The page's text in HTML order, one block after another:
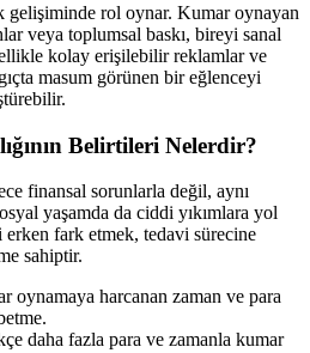
gelişiminde rol oynar. Kumar oynayan
veya toplumsal baskı, bireyi sanal
kolay erişilebilir reklamlar ve
masum görünen bir eğlenceyi
Belirtileri Nelerdir?
finansal sorunlarla değil, aynı
yaşamda da ciddi yıkımlara yol
erken fark etmek, tedavi sürecine
sahiptir.
oynamaya harcanan zaman ve para
daha fazla para ve zamanla kumar